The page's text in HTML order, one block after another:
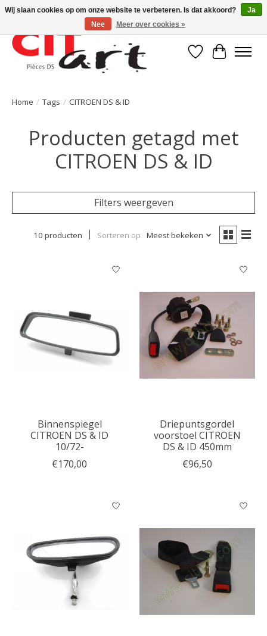
Verlanglijst
Home / Tags / CITROEN DS & ID
Producten getagd met
CITROEN DS & ID
Filters weergeven
10 producten Sorteren op Meest bekeken
Binnenspiegel
CITROEN DS & ID
10/72-
€170,00
Driepuntsgordel
voorstoel CITROEN
DS & ID 450mm
€96,50
Wij slaan cookies op om onze website te verbeteren. Is dat akkoord?
Ja
Nee
Meer over cookies »